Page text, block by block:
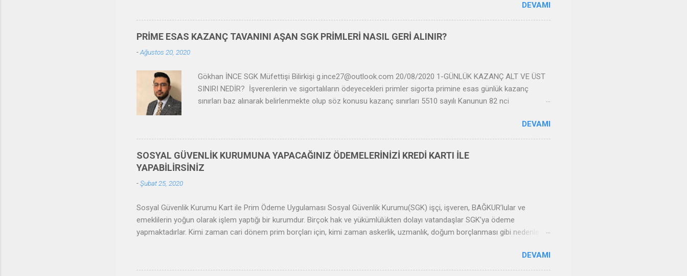
sigortalı sayısı, sigorta primine esas kazanç tutarı ve çalışma süresi hesaplanmaktadır. Özel Nitelikteki
İnşaat İşyerlerine İlişkin Asgari işçilik tutarı hesaplamalarında yapı yaklaşık birim maliyetleri
kullanılmaktadır. ÖZEL NİTELİKTEKİ İNŞAAT İŞYERLERİ İÇİN ASGARİ İŞÇİLİK İNCELEMELERİ Yapı Yaklaşık
Birim Maliyetleri SGK tarafından yapılan özel nitelikteki inşaat işyerleri ile ilgili asgari işçilik hesaplamasında
DEVAMI
PRİME ESAS KAZANÇ TAVANINI AŞAN SGK PRİMLERİ NASIL GERİ ALINIR?
-Ağustos 20, 2020
Gökhan İNCE SGK Müfettişi Bilirkişi g.ince27@outlook.com 20/08/2020 1-GÜNLÜK KAZANÇ ALT VE ÜST
SINIRI NEDİR? İşverenlerin ve sigortalıların ödeyecekleri primler sigorta primine esas günlük kazanç
sınırları baz alınarak belirlenmekte olup söz konusu kazanç sınırları 5510 sayılı Kanunun 82 nci
sigortalıların yaşlarına uygun asgarî ücretin otuzda biri, üst sınırı ise 16 yaşından büyük sigortalıların günlük
kazanç alt sınırı 1/1/2017 tarihinden önce 6,5 bu tarihten sonra ise 7,5 katı olarak alınacaktır.
Resim 1: Yıllar itibariyle Prime Esas Kazanç Üst Sınırları 1/10/2008 tarihinden öncesine ait olan iş ve
işlemlerde ise 506 sayılı Kanunun mülga 78 nci maddesine göre işlem yapılacaktır. Sosyal güvenlik
DEVAMI
SOSYAL GÜVENLİK KURUMUNA YAPACAĞINIZ ÖDEMELERİNİZİ KREDİ KARTI İLE
YAPABİLİRSİNİZ
-Şubat 25, 2020
Sosyal Güvenlik Kurumu Kart ile Prim Ödeme Uygulaması Sosyal Güvenlik Kurumu(SGK) işçi, işveren, BAĞKUR’lular ve
emeklilerin yoğun olarak işlem yaptığı bir kurumdur. Birçok hak ve yükümlülükten dolayı vatandaşlar SGK’ya ödeme
yapmaktadırlar. Kimi zaman cari dönem prim borçları için, kimi zaman askerlik, uzmanlık, doğum borçlanması gibi nedenlerle,
tarafından sigortalılara ve emeklilere sehven, hatalı olarak yapılmış ödemeler tespit edilmesi durumunda, bu tutar yersiz
ödeme olarak 5510 sayılı Kanunun 96 ıncı maddesi gereğince ilgililerden talep edilmektedir. Bu durumda da ilgililer tarafından
DEVAMI